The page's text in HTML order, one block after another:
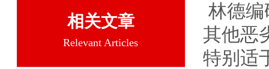
相关文章
Relevant Articles
林德
其他恶
特别适